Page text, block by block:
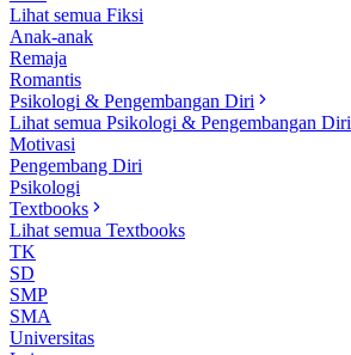
Lihat semua Fiksi
Anak-anak
Remaja
Romantis
Psikologi & Pengembangan Diri
Lihat semua Psikologi & Pengembangan Diri
Motivasi
Pengembang Diri
Psikologi
Textbooks
Lihat semua Textbooks
TK
SD
SMP
SMA
Universitas